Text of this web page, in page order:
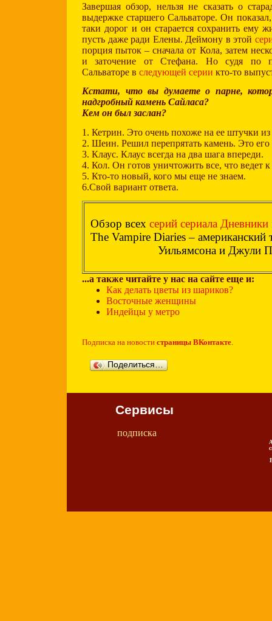
Завершая обзор, нельзя не сказать о
выдержке старшего Сальваторе. Он
таки дорог и он старается сохранить ему
пусть даже ради Елены. Деймону в этой
порция пыток – сначала от Кола, затем
и заточение от Стефана. Но судя по
Сальваторе в следующей серии кто-то
Кстати, что вы думаете о парне,
надгробный камень Сайласа?
Кем он был заслан?
1. Кетрин. Это очень похоже на ее штучки
2. Шеин. Решил перепрятать камень. Это его
3. Клаус. Клаус всегда на два шага впереди.
4. Кол. Он готов уничтожить все, что ведет
5. Кто-то новый, кого мы еще не знаем.
6.Свой вариант ответа.
Обзор всех серий сериала
The Vampire Diaries – американский
Уильямсона и Джули
...а также читайте у нас на сайте еще и:
Как делать цветы из шариков?
Восточные женщины
Индейцы у метро
Подписка на новости страницы ВКонтакте
Поделиться…
Сервисы
подписка